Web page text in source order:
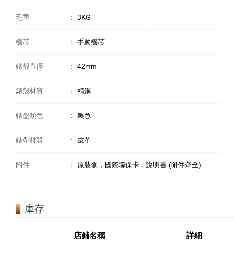
毛重 ： 3KG
機芯 ： 手動機芯
錶殼直徑 ： 42mm
錶殼材質 ： 精鋼
錶盤顏色 ： 黑色
錶帶材質 ： 皮革
附件 ： 原裝盒，國際聯保卡，說明書 (附件齊全)
庫存
店鋪名稱 詳細